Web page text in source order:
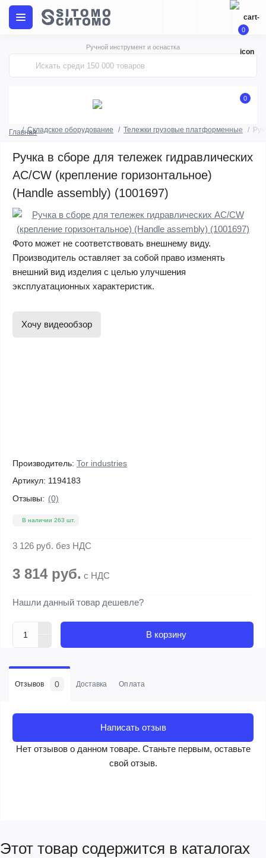
Ручной инструмент и оснастка
0
0
ГлавнаяСкладское оборудование Тележки грузовые платформенные
Ручка в сборе для тележек гидравлических
AC/CW (крепление горизонтальное)
(Handle assembly) (1001697)
Фото может не соответствовать внешнему виду.
Производитель оставляет за собой право изменять
внешний вид изделия с целью улучшения
эксплуатационных характеристик.
Хочу видеообзор
Производитель: Tor industries
Артикул: 1194183
Отзывы: (0)
В наличии 263 шт.
3 126 руб. без НДС
3 814 руб. с НДС
Нашли данный товар дешевле?
В корзину
Отзывов 0 Доставка Оплата
Написать отзыв
Нет отзывов о данном товаре. Станьте первым, оставьте
свой отзыв.
Этот товар содержится в каталогах